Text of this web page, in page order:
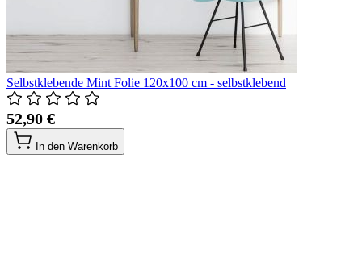
Selbstklebende Mint Folie 120x100 cm - selbstklebend
52,90 €
In den Warenkorb